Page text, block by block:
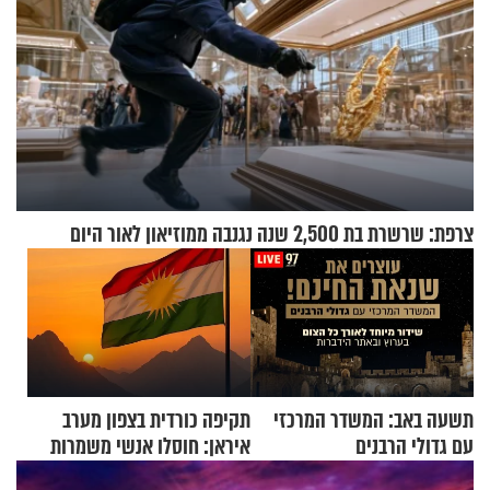
צרפת: שרשרת בת 2,500 שנה נגנבה ממוזיאון לאור היום
תשעה באב: המשדר המרכזי
עם גדולי הרבנים
תקיפה כורדית בצפון מערב
איראן: חוסלו אנשי משמרות
המהפכה